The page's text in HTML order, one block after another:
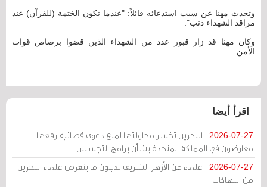
وتحدث مهنا عن سبب استدعائه قائلاً: "عندما تكون الختمة (للقرآن) عند
مراقد الشهداء ذنب".
وكان مهنا قد زار قبور عدد من الشهداء الذين قضوا برصاص قوات
الأمن.
اقرأ أيضا
2026-07-27
البحرين تخسر محاولتها لمنع دعوى قضائية رفعها
معارضون في المملكة المتحدة بشأن برامج التجسس
2026-07-27
علماء من الأزهر الشريف يدينون ما يتعرض علماء البحرين
من انتهاكات